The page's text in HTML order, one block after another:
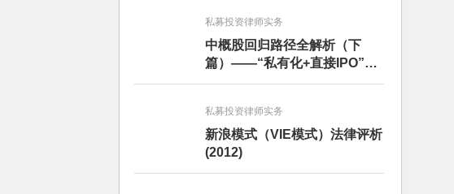
私募投资律师实务
中概股回归路径全解析（下
篇）——“私有化+直接IPO”和
CDR
私募投资律师实务
新浪模式（VIE模式）法律评析
(2012)